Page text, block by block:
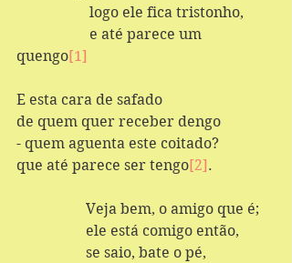
		logo ele fica tristonho,
quengo[1]
E esta cara de safado
de quem quer receber dengo
- quem aguenta este coitado?
que até parece ser tengo[2].
                   Veja bem, o amigo que é;
                   ele está comigo então,
                   se saio, bate o pé,